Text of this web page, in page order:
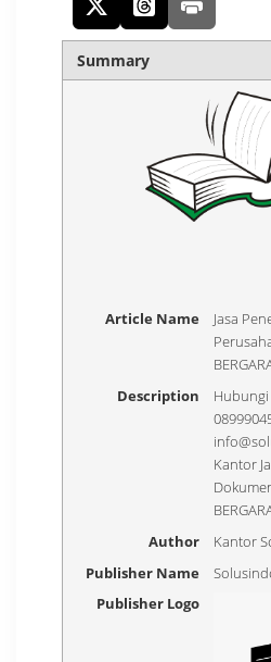
Summary
Article Name
Jasa
Description
Hubungi
Kantor
Author
Kantor
Publisher Name
Publisher Logo